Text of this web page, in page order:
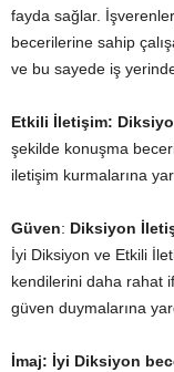
fayda sağlar.
becerilerine sahip
ve bu sayede iş
Etkili İletişim:
şekilde konuşma
iletişim kurmalarına
Güven: Diksiyon
İyi Diksiyon ve Etkili
kendilerini daha rahat
güven duymalarına
İmaj: İyi Diksiyon